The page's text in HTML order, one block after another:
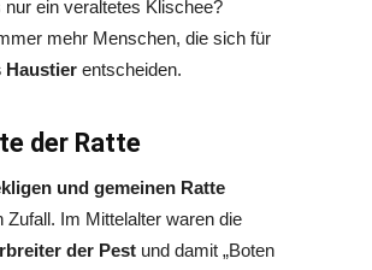
ein veraltetes Klischee?
mehr Menschen, die sich für
Haustier entscheiden.
der Ratte
und gemeinen Ratte
Zufall. Im Mittelalter waren die
der Pest und damit „Boten